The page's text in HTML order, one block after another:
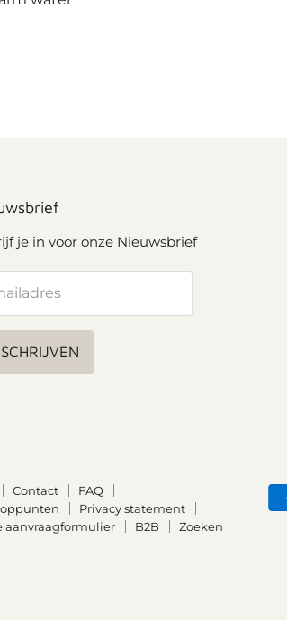
je in voor onze Nieuwsbrief
Contact
FAQ
Privacy statement
aanvraagformulier B2B Zoeken